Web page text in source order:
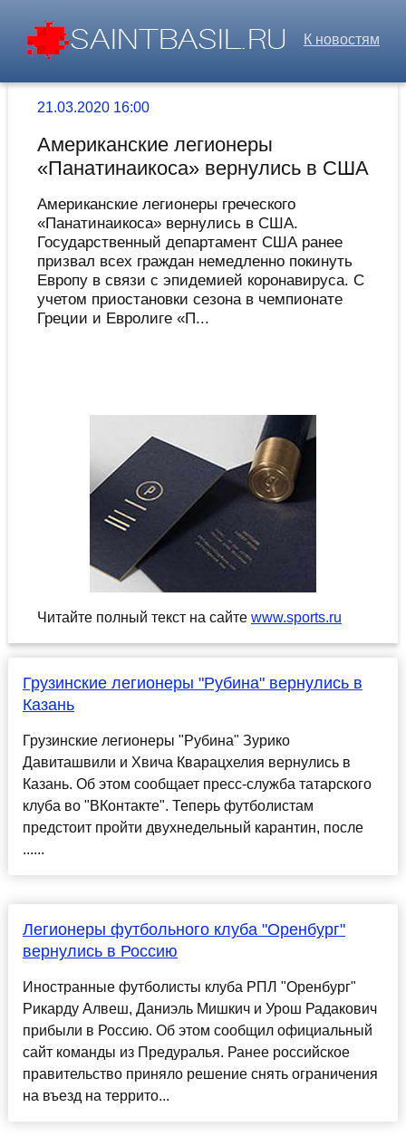
К новостям
21.03.2020 16:00
Американские легионеры
«Панатинаикоса» вернулись в США
Американские легионеры греческого
«Панатинаикоса» вернулись в США.
Государственный департамент США ранее
призвал всех граждан немедленно покинуть
Европу в связи с эпидемией коронавируса. С
учетом приостановки сезона в чемпионате
Греции и Евролиге «П...
Читайте полный текст на сайте www.sports.ru
Грузинские легионеры "Рубина" вернулись в
Казань
Грузинские легионеры "Рубина" Зурико
Давиташвили и Хвича Кварацхелия вернулись в
Казань. Об этом сообщает пресс-служба татарского
клуба во "ВКонтакте". Теперь футболистам
предстоит пройти двухнедельный карантин, после
......
Легионеры футбольного клуба "Оренбург"
вернулись в Россию
Иностранные футболисты клуба РПЛ "Оренбург"
Рикарду Алвеш, Даниэль Мишкич и Урош Радакович
прибыли в Россию. Об этом сообщил официальный
сайт команды из Предуралья. Ранее российское
правительство приняло решение снять ограничения
на въезд на террито...